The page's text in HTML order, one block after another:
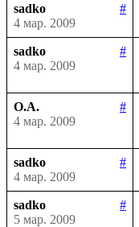
sadko
#
4 мар. 2009
sadko
#
4 мар. 2009
О.А.
#
4 мар. 2009
sadko
#
4 мар. 2009
sadko
#
5 мар. 2009